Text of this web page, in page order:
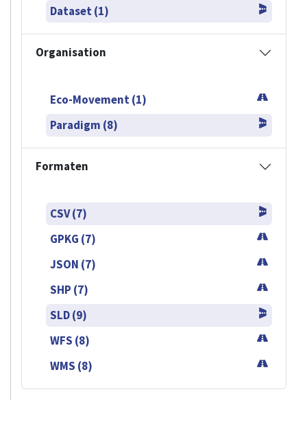
Dataset (1)
Organisation
Eco-Movement (1)
Paradigm (8)
Formaten
CSV (7)
GPKG (7)
JSON (7)
SHP (7)
SLD (9)
WFS (8)
WMS (8)